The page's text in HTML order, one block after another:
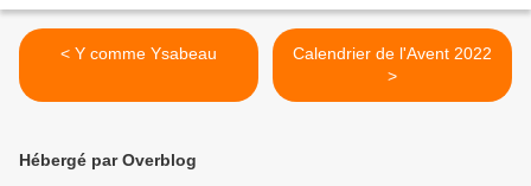
< Y comme Ysabeau
Calendrier de l'Avent 2022
>
Hébergé par Overblog